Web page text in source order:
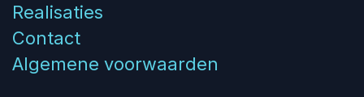
Realisaties
Contact
Algemene voorwaarden